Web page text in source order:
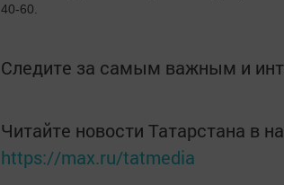
40-60.
Следите за самым важным и
Читайте новости Татарстана в
https://max.ru/tatmedia